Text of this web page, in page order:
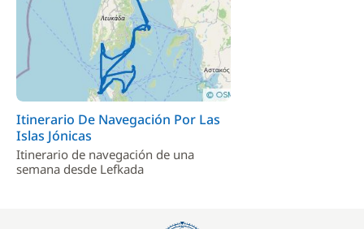
Itinerario De Navegación Por Las
Islas Jónicas
Itinerario de navegación de una
semana desde Lefkada